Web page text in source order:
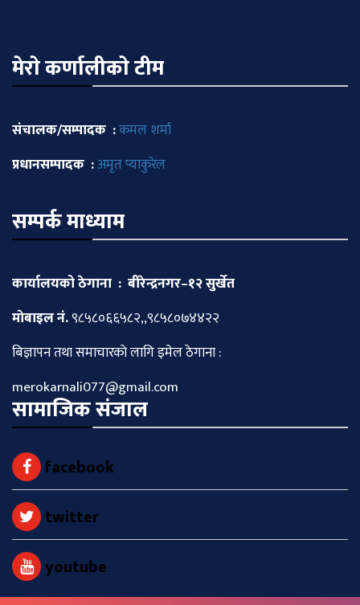
मेराे कर्णालीकाे टीम
संचालक/सम्पादक :कमल शर्मा
प्रधानसम्पादक :अमृत प्याकुरेल
सम्पर्क माध्याम
कार्यालयको ठेगाना : बीरेन्द्रनगर–१२ सुर्खेत
माेबाइल नं.९८५८०६६५८२,,९८५८०७४४२२
बिज्ञापन तथा समाचारकाे लागि इमेल ठेगाना :
merokarnali077@gmail.com
सामाजिक संजाल
facebook
twitter
youtube